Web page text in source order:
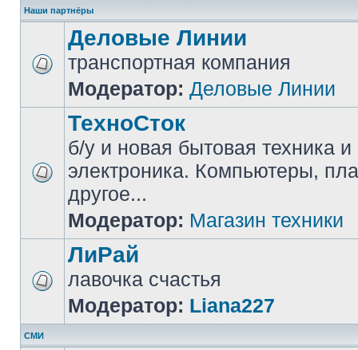
Наши партнёры
Деловые Линии
транспортная компания
Модератор: Деловые Линии
ТехноСток
б/у и новая бытовая техника и
электроника. Компьютеры,
другое...
Модератор: Магазин техники
ЛиРай
лавочка счастья
Модератор: Liana227
СМИ